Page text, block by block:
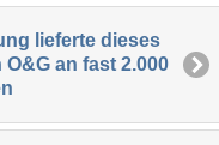
lieferte dieses
an fast 2.000